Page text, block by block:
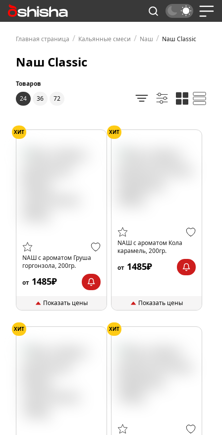
Главная страница / Кальянные смеси / Nаш / Nаш Classic
Nаш Classic
Товаров
24
36 72
ХИТ
NАШ с ароматом Груша
горгонзола, 200гр.
от 1485₽
Показать цены
ХИТ
NАШ с ароматом Кола
карамель, 200гр.
от 1485₽
Показать цены
ХИТ ХИТ